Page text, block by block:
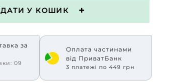
У КОШИК
за
09
Оплата частинами
від ПриватБанк
3 платежі по 449 грн